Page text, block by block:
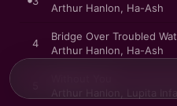
Arthur Hanlon, Ha-Ash
4
Bridge Over Troubled
Arthur Hanlon, Ha-Ash
Arthur Hanlon
Lupita